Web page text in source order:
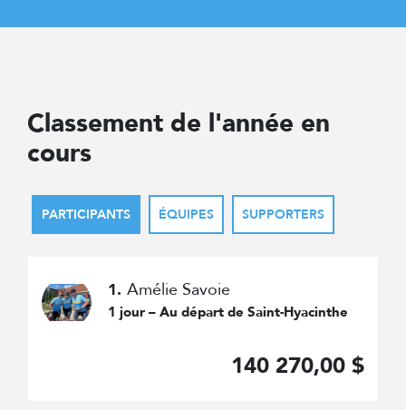
Classement de l'année en
cours
PARTICIPANTS ÉQUIPES SUPPORTERS
1. Amélie Savoie
1 jour – Au départ de Saint-Hyacinthe
140 270,00 $